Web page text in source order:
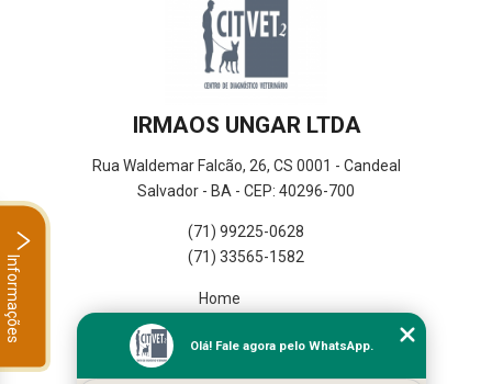
IRMAOS UNGAR LTDA
Rua Waldemar Falcão, 26, CS 0001 - Candeal
Salvador - BA - CEP: 40296-700
(71) 99225-0628
(71) 33565-1582
Home
Missão
Serviços
Olá! Fale agora pelo WhatsApp.
Informações